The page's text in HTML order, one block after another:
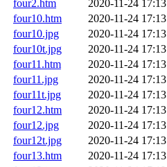
four2.htm
2020-11-24 17:13
four10.htm
2020-11-24 17:13
four10.jpg
2020-11-24 17:13
four10t.jpg
2020-11-24 17:13
four11.htm
2020-11-24 17:13
four11.jpg
2020-11-24 17:13
four11t.jpg
2020-11-24 17:13
four12.htm
2020-11-24 17:13
four12.jpg
2020-11-24 17:13
four12t.jpg
2020-11-24 17:13
four13.htm
2020-11-24 17:13